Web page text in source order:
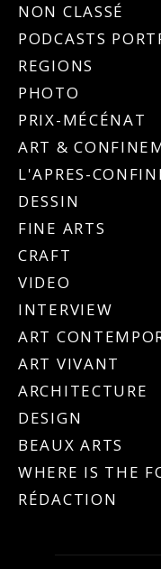
NON CLASSÉ
PODCASTS
REGIONS
PHOTO
PRIX-MÉCÉNAT
ART &
L'APRES-
DESSIN
FINE ARTS
CRAFT
VIDEO
INTERVIEW
ART
ART VIVANT
ARCHITECTURE
DESIGN
BEAUX ARTS
WHERE IS THE
RÉDACTION